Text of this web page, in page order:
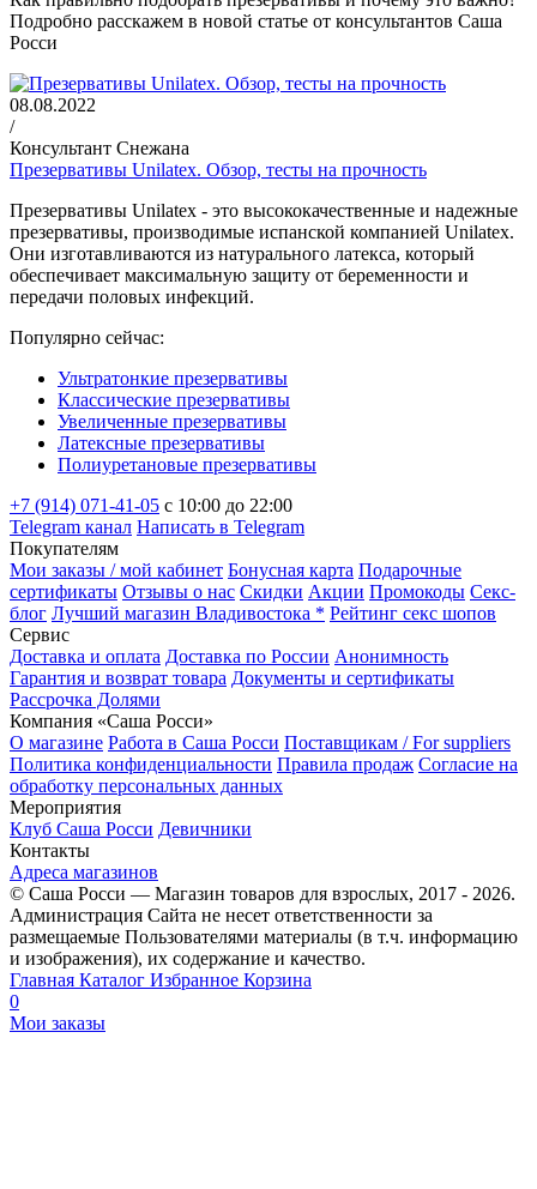
Подробно расскажем в новой статье от консультантов Саша
Росси
08.08.2022
/
Консультант Снежана
Презервативы Unilatex. Обзор, тесты на прочность
Презервативы Unilatex - это высококачественные и надежные
презервативы, производимые испанской компанией Unilatex.
Они изготавливаются из натурального латекса, который
обеспечивает максимальную защиту от беременности и
передачи половых инфекций.
Популярно сейчас:
Ультратонкие презервативы
Классические презервативы
Увеличенные презервативы
Латексные презервативы
Полиуретановые презервативы
+7 (914) 071-41-05 c 10:00 до 22:00
Telegram канал Написать в Telegram
Покупателям
Мои заказы / мой кабинет Бонусная карта Подарочные
сертификаты Отзывы о нас Скидки Акции Промокоды Секс-
блог Лучший магазин Владивостока * Рейтинг секс шопов
Сервис
Доставка и оплата Доставка по России Анонимность
Гарантия и возврат товара Документы и сертификаты
Рассрочка Долями
Компания «Саша Росси»
О магазине Работа в Саша Росси Поставщикам / For suppliers
Политика конфиденциальности Правила продаж Согласие на
обработку персональных данных
Мероприятия
Клуб Саша Росси Девичники
Контакты
Адреса магазинов
© Саша Росси — Магазин товаров для взрослых, 2017 - 2026.
Администрация Сайта не несет ответственности за
размещаемые Пользователями материалы (в т.ч. информацию
и изображения), их содержание и качество.
Главная Каталог Избранное Корзина
0
Мои заказы